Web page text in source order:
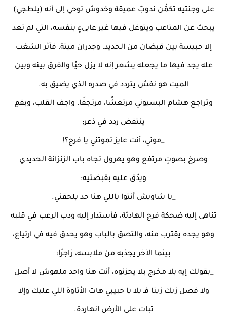
على وجنتيه تكمُّن ندوبٌ عميقة وخدوش توحي إلى أنه (بلطجي)
يبحث عن المتاعب ويتوغل فيها غير عابىءٍ بنفسه، التي لم تعد
إلا حبيسة بين قبضان من الحديد، وجدران ميتة، فآثر الشغب
عله يجد فيها ما يجعله يشعر إنه لا يزل حيًا والفرق بينه وبين
الميت هو نفسٌ يتردد في صدره الذي يضيق به.
وتراجع هشام البسيوني مرتعشًا، مرتجفًا، واجف القلب، وبفمٍ
ينتفض ردد في ذعر:
_موتي، أنت عايز تموتني يا فرج؟!
وصرخ بصوتٍ مرتفع وهو يهرول تجاه باب الزنزانة الحديدي
ويدُق عليه بقبضتيه:
_يا شاويش أنتوا ياللي هنا حد يلحقني.
تناهى إليه ضحكة فرج الهادئة، فأستدار إليه ودب الرعب في قلبه
وهو يجده يقترب منه، والتصق بالباب وهو يحدق فيه في ارتياع،
بينما الآخر يجذبه من ملابسه، زاجرًا:
_بقولك إيه بلا مخرج بلا يحزنوه، أنت هنا واحد ملهوش لا أصل
ولا فصل زيك زينا فـ يلا يا حبيبي هات الأتاوة اللي عليك وإلا
تبات على الأرض انهاردة.